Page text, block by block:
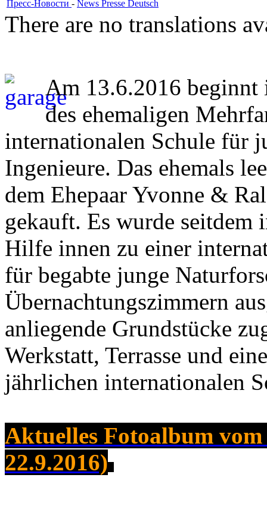
Пресс-Новости - News Presse Deutsch
There are no translations
Am 13.6.2016 beginnt
des ehemaligen
internationalen Schule für
Ingenieure. Das ehemals
dem Ehepaar Yvonne &
gekauft. Es wurde seitdem
Hilfe innen zu einer
für begabte junge
Übernachtungszimmern
anliegende Grundstücke
Werkstatt, Terrasse und
jährlichen internationalen
Aktuelles Fotoalbum
22.9.2016)